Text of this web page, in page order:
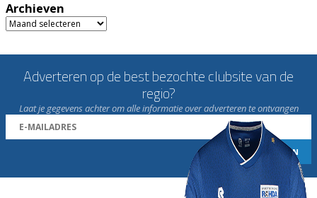
Archieven
Archieven
Adverteren op de best bezochte clubsite van de
regio?
Laat je gegevens achter om alle informatie over adverteren te ontvangen